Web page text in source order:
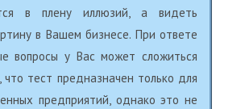
в плену иллюзий, а видеть
в Вашем бизнесе. При ответе
вопросы у Вас может сложиться
что тест предназначен только для
предприятий, однако это не